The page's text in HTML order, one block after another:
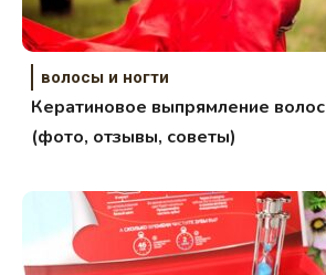
волосы и ногти
Кератиновое выпрямление волос
(фото, отзывы, советы)